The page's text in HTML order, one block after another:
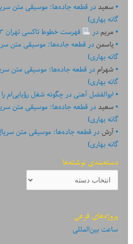
سعیددر
گانه بهاری)
مریمدر فهرست خطوط تاکسی تهران ۱۴۰۳
یاسمندر
گانه بهاری)
شهرامدر
گانه بهاری)
ابوالفضل آهنیدر چگونه شغل رؤیایی‌ام
سعیددر
گانه بهاری)
آرشدر
گانه بهاری)
دسته‌بندی نوشته‌ها
دسته‌بندی
نوشته‌ها
پروژه‌های فرعی
ساعت بین‌المللی